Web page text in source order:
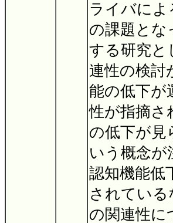
ライバによ
の課題とな
する研究と
連性の検討
能の低下が
性が指摘さ
の低下が見
いう概念が
認知機能低
されている
の関連性に